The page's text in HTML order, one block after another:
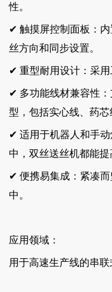
性。
✔ 触摸屏控制面板：
丝方向和同步设置。
✔ 重型耐用设计：采
✔ 多功能线材兼容性
型，包括实心线、药芯
✔ 适用于机器人和手
中，双丝送丝机都能提
✔ 便携易集成：紧凑
中。
应用领域：
用于高速生产线的串